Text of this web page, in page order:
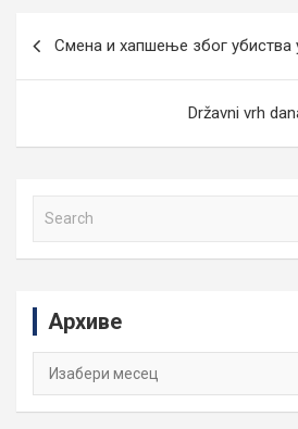
Смена и хапшење због убиства
Državni vrh
Архиве
Архиве